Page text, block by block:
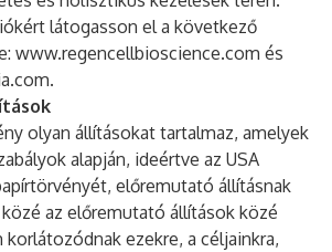
látogasson el a következő
www.regencellbioscience.com és
.
olyan állításokat tartalmaz, amelyek
alapján, ideértve az USA
előremutató állításnak
az előremutató állítások közé
ezekre, a céljainkra,